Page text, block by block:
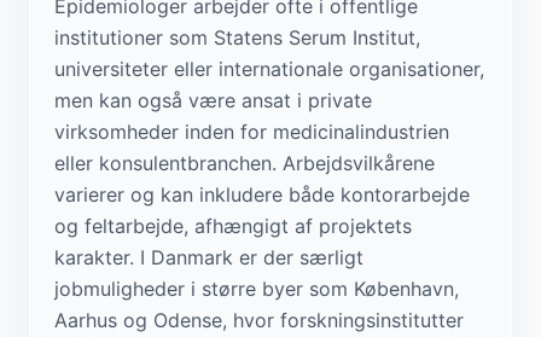
Epidemiologer arbejder ofte i offentlige
institutioner som Statens Serum Institut,
universiteter eller internationale organisationer,
men kan også være ansat i private
virksomheder inden for medicinalindustrien
eller konsulentbranchen. Arbejdsvilkårene
varierer og kan inkludere både kontorarbejde
og feltarbejde, afhængigt af projektets
karakter. I Danmark er der særligt
jobmuligheder i større byer som København,
Aarhus og Odense, hvor forskningsinstitutter